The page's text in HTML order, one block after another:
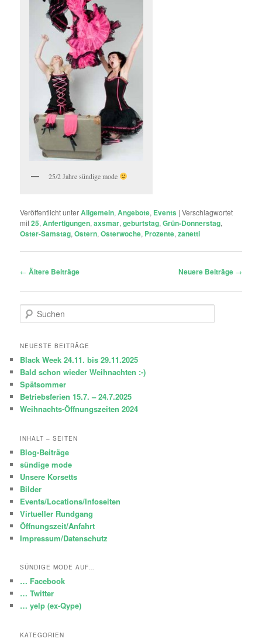
25/2 Jahre sündige mode
Veröffentlicht unterAllgemein,Angebote, Events |Verschlagwortet
mit25,Anfertigungen,axsmar,geburtstag,Grün-Donnerstag,
Oster-Samstag,Ostern,Osterwoche, Prozente,zanetti
Beitragsnavigation
← Ältere Beiträge Neuere Beiträge →
u
h
n
NEUESTE BEITRÄGE
Black Week 24.11. bis 29.11.2025
Bald schon wieder Weihnachten :-)
Spätsommer
Betriebsferien 15.7. – 24.7.2025
Weihnachts-Öffnungszeiten 2024
INHALT – SEITEN
Blog-Beiträge
sündige mode
Unsere Korsetts
Bilder
Events/Locations/Infoseiten
Virtueller Rundgang
Öffnungszeit/Anfahrt
Impressum/Datenschutz
SÜNDIGE MODE AUF…
… Facebook
… Twitter
… yelp (ex-Qype)
KATEGORIEN